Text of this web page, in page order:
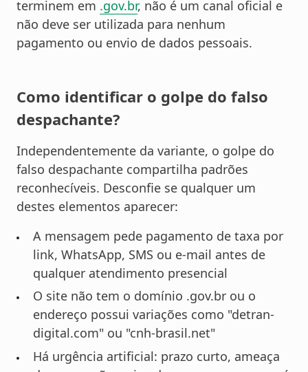
terminem em .gov.br, não é um canal oficial e
não deve ser utilizada para nenhum
pagamento ou envio de dados pessoais.
Como identificar o golpe do falso
despachante?
Independentemente da variante, o golpe do
falso despachante compartilha padrões
reconhecíveis. Desconfie se qualquer um
destes elementos aparecer:
A mensagem pede pagamento de taxa por
link, WhatsApp, SMS ou e-mail antes de
qualquer atendimento presencial
O site não tem o domínio .gov.br ou o
endereço possui variações como "detran-
digital.com" ou "cnh-brasil.net"
Há urgência artificial: prazo curto, ameaça